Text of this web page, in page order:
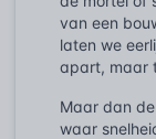
van een
laten we
apart, maar
Maar dan
waar